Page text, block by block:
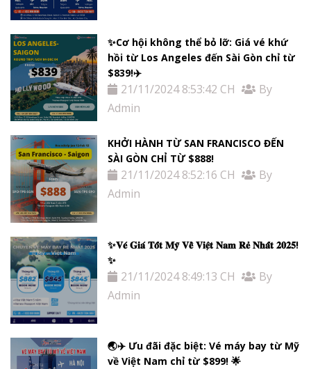
✨Cơ hội không thể bỏ lỡ: Giá vé khứ
hồi từ Los Angeles đến Sài Gòn chỉ từ
$839!✈️
21/11/2024 8:53:42 CH
By
Admin
KHỞI HÀNH TỪ SAN FRANCISCO ĐẾN
SÀI GÒN CHỈ TỪ $888!
21/11/2024 8:52:16 CH
By
Admin
✨𝐕𝐞́ 𝐆𝐢𝐚́ 𝐓𝐨̂́𝐭 𝐌𝐲̃ 𝐕𝐞̂̀ 𝐕𝐢𝐞̣̂𝐭 𝐍𝐚𝐦 𝐑𝐞̉ 𝐍𝐡𝐚̂́𝐭 𝟐𝟎𝟐𝟓!
✨
21/11/2024 8:49:13 CH
By
Admin
🌏✈️ Ưu đãi đặc biệt: Vé máy bay từ Mỹ
về Việt Nam chỉ từ $899! 🌟